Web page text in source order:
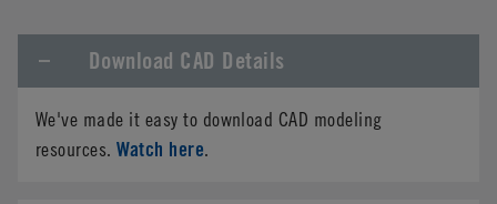
Download CAD Details
We've made it easy to download CAD modeling
resources.Watch here.